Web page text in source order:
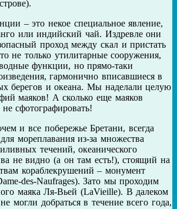
– это некое специальное явление,
или индийский чай. Издревле они
проход между скал и пристать
не только утилитарные сооружения,
функции, но прямо-таки
гармонично вписавшиеся в
берегов и океана. Мы наделали целую
маяков! А сколько еще маяков
сфотографировать!
и все побережье Бретани, всегда
мореплавания из-за множества
течений, океанического
не видно (а он там есть!), стоящий на
кораблекрушений – монумент
des-Naufrages). Зато мы проходим
маяка Ля-Вьей (LaVieille). В далеком
могли добраться в течение всего года,